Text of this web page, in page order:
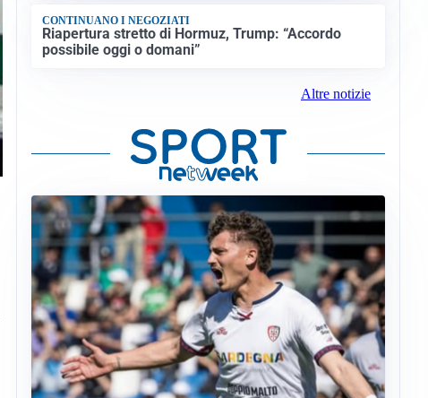
CONTINUANO I NEGOZIATI
Riapertura stretto di Hormuz, Trump: “Accordo
possibile oggi o domani”
Altre notizie